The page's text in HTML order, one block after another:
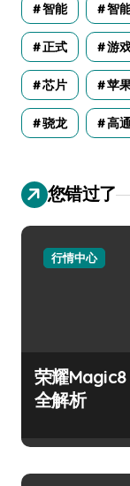
智能 智
正式 游
芯片 苹
骁龙 高
您错过了
行情中心
荣耀
全解析